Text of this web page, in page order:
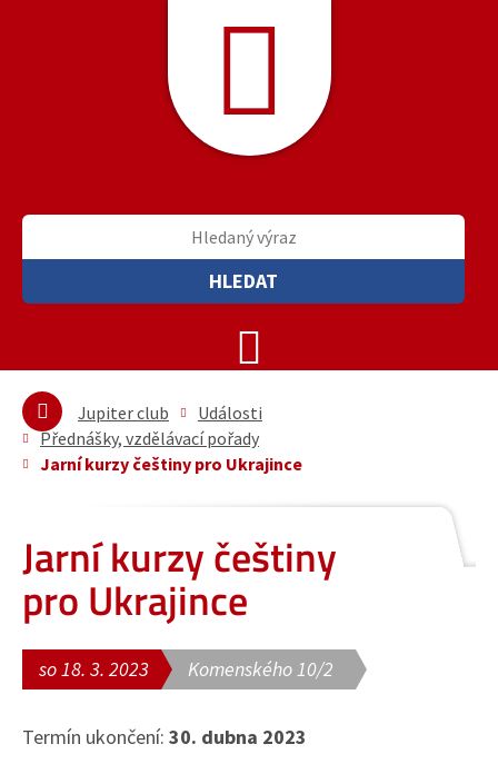
HLEDAT
Jupiter club
Události
Přednášky, vzdělávací pořady
Jarní kurzy češtiny pro Ukrajince
Jarní kurzy češtiny
pro Ukrajince
so 18. 3. 2023 Komenského 10/2
Termín ukončení: 30. dubna 2023